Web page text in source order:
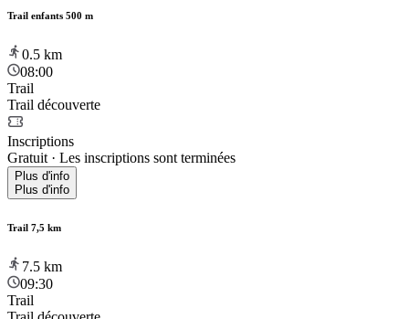
Trail enfants 500 m
0.5 km
08:00
Trail
Trail découverte
Inscriptions
Gratuit · Les inscriptions sont terminées
Plus d'info
Plus d'info
Trail 7,5 km
7.5 km
09:30
Trail